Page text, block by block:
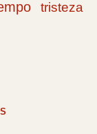
tristeza